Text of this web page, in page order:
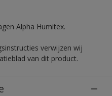
Alpha Humitex.
verwijzen wij
van dit product.